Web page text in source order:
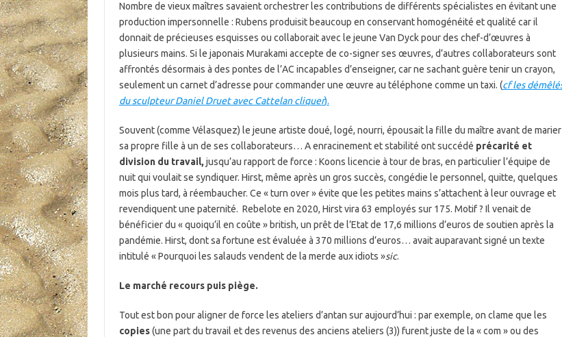
Nombre de vieux maîtres savaient orchestrer les contributions de différents spécialistes en évitant une
production impersonnelle : Rubens produisit beaucoup en conservant homogénéité et qualité car il
donnait de précieuses esquisses ou collaborait avec le jeune Van Dyck pour des chef-d’œuvres à
plusieurs mains. Si le japonais Murakami accepte de co-signer ses œuvres, d’autres collaborateurs sont
affrontés désormais à des pontes de l’AC incapables d’enseigner, car ne sachant guère tenir un crayon,
seulement un carnet d’adresse pour commander une œuvre au téléphone comme un taxi. (cf les
du sculpteur Daniel Druet avec Cattelan cliquer).
Souvent (comme Vélasquez) le jeune artiste doué, logé, nourri, épousait la fille du maître avant de marier
sa propre fille à un de ses collaborateurs… A enracinement et stabilité ont succédé précarité et
division du travail, jusqu’au rapport de force : Koons licencie à tour de bras, en particulier l’équipe de
nuit qui voulait se syndiquer. Hirst, même après un gros succès, congédie le personnel, quitte, quelques
mois plus tard, à réembaucher. Ce « turn over » évite que les petites mains s’attachent à leur ouvrage et
revendiquent une paternité. Rebelote en 2020, Hirst vira 63 employés sur 175. Motif ? Il venait de
bénéficier du « quoiqu’il en coûte » british, un prêt de l’Etat de 17,6 millions d’euros de soutien après la
pandémie. Hirst, dont sa fortune est évaluée à 370 millions d’euros… avait auparavant signé un texte
intitulé « Pourquoi les salauds vendent de la merde aux idiots »sic.
Le marché recours puis piège.
Tout est bon pour aligner de force les ateliers d’antan sur aujourd’hui : par exemple, on clame que les
copies(une part du travail et des revenus des anciens ateliers (3)) furent juste de la « com » ou des